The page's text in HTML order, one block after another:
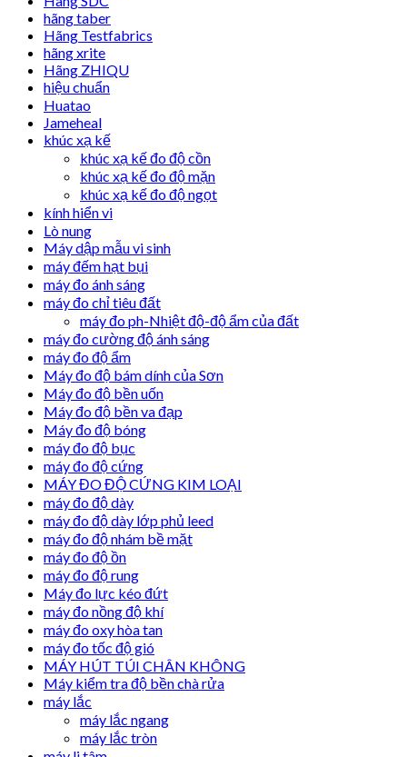
hãng taber
Hãng Testfabrics
hãng xrite
Hãng ZHIQU
hiệu chuẩn
Huatao
Jameheal
khúc xạ kế
khúc xạ kế đo độ cồn
khúc xạ kế đo độ mặn
khúc xạ kế đo độ ngọt
kính hiển vi
Lò nung
Máy dập mẫu vi sinh
máy đếm hạt bụi
máy đo ánh sáng
máy đo chỉ tiêu đất
máy đo ph-Nhiệt độ-độ ẩm của đất
máy đo cường độ ánh sáng
máy đo độ ẩm
Máy đo độ bám dính của Sơn
Máy đo độ bền uốn
Máy đo độ bền va đạp
Máy đo độ bóng
máy đo độ bục
máy đo độ cứng
MÁY ĐO ĐỘ CỨNG KIM LOẠI
máy đo độ dày
máy đo độ dày lớp phủ leed
máy đo độ nhám bề mặt
máy đo độ ồn
máy đo độ rung
Máy đo lực kéo đứt
máy đo nồng độ khí
máy đo oxy hòa tan
máy đo tốc độ gió
MÁY HÚT TÚI CHÂN KHÔNG
Máy kiểm tra độ bền chà rửa
máy lắc
máy lắc ngang
máy lắc tròn